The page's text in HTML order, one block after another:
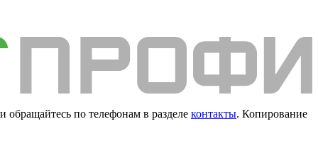
по телефонам в разделе контакты. Копирование